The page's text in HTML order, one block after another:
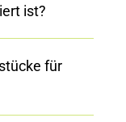
ist?
für